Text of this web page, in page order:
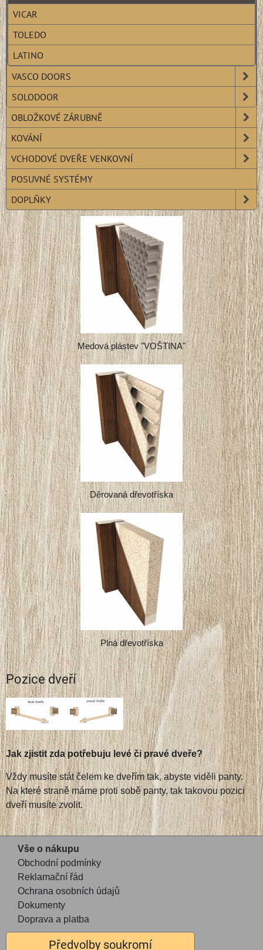
VICAR
TOLEDO
LATINO
VASCO DOORS
SOLODOOR
OBLOŽKOVÉ ZÁRUBNĚ
KOVÁNÍ
VCHODOVÉ DVEŘE VENKOVNÍ
POSUVNÉ SYSTÉMY
DOPLŇKY
Medová plástev "VOŠTINA"
Děrovaná dřevotříska
Plná dřevotříska
Pozice dveří
Jak zjistit zda potřebuju levé či pravé dveře?
Vždy musíte stát čelem ke dveřím tak, abyste viděli panty.
Na které straně máme proti sobě panty, tak takovou pozici
dveří musíte zvolit.
Vše o nákupu
Obchodní podmínky
Reklamační řád
Ochrana osobních údajů
Dokumenty
Doprava a platba
Předvolby soukromí